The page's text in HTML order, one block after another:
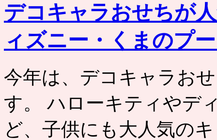
デコキャラおせちが
ィズニー・くまのプ
今年は、デコキャラお
す。 ハローキティやデ
ど、子供にも大人気の